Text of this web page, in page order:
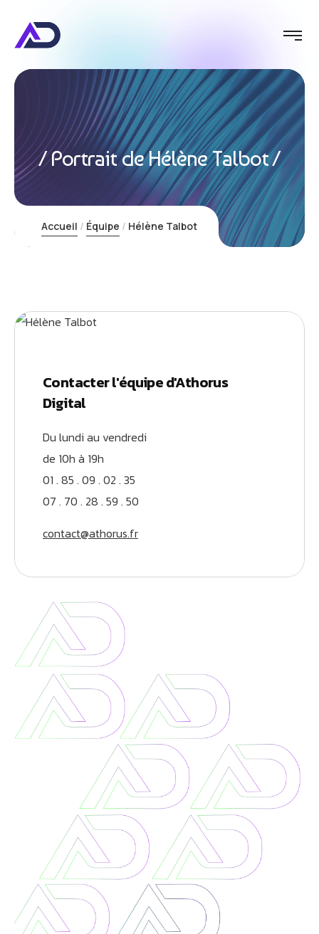
Portrait de Hélène Talbot
Accueil Équipe Hélène Talbot
Contacter l'équipe d'Athorus
Digital
Du lundi au vendredi
de 10h à 19h
01 . 85 . 09 . 02 . 35
07 . 70 . 28 . 59 . 50
contact@athorus.fr